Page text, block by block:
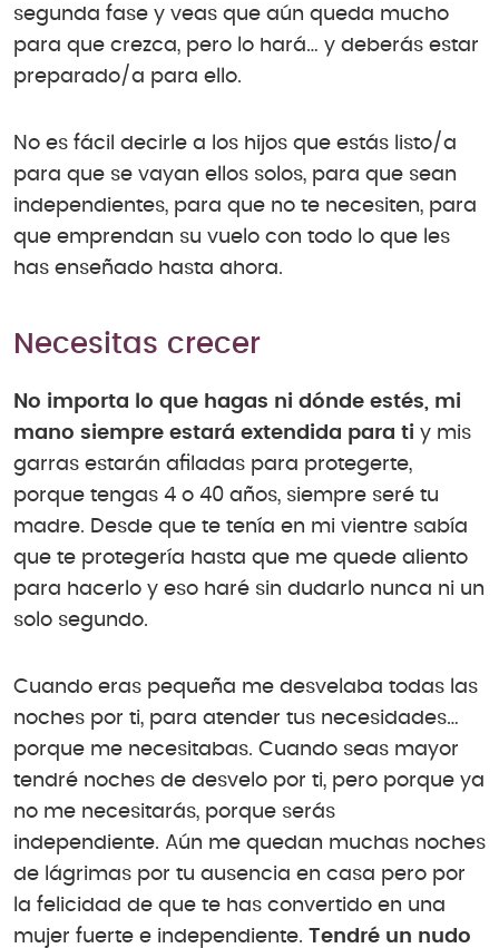
segunda fase y veas que aún queda mucho
para que crezca, pero lo hará… y deberás estar
preparado/a para ello.
No es fácil decirle a los hijos que estás listo/a
para que se vayan ellos solos, para que sean
independientes, para que no te necesiten, para
que emprendan su vuelo con todo lo que les
has enseñado hasta ahora.
Necesitas crecer
No importa lo que hagas ni dónde estés, mi
mano siempre estará extendida para ti y mis
garras estarán afiladas para protegerte,
porque tengas 4 o 40 años, siempre seré tu
madre. Desde que te tenía en mi vientre sabía
que te protegería hasta que me quede aliento
para hacerlo y eso haré sin dudarlo nunca ni un
solo segundo.
Cuando eras pequeña me desvelaba todas las
noches por ti, para atender tus necesidades…
porque me necesitabas. Cuando seas mayor
tendré noches de desvelo por ti, pero porque ya
no me necesitarás, porque serás
independiente. Aún me quedan muchas noches
de lágrimas por tu ausencia en casa pero por
la felicidad de que te has convertido en una
mujer fuerte e independiente. Tendré un nudo